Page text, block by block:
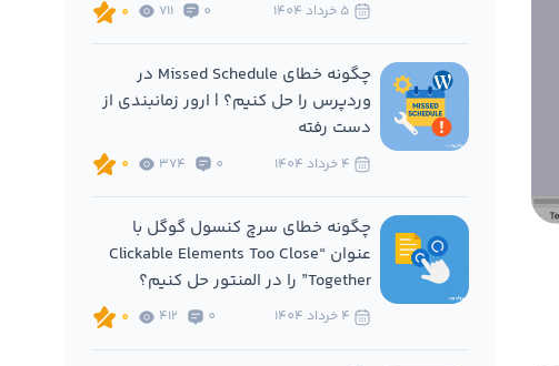
0
711
0
چگونه خطای Missed Schedule در
وردپرس را حل کنیم؟ | ارور زمانبندی از
دست رفته
0
374
0
چگونه خطای سرچ کنسول گوگل با
عنوان “Clickable Elements Too Close
Together” را در المنتور حل کنیم؟
0
412
0